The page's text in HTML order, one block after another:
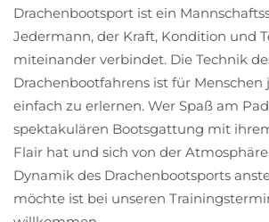
Drachenbootsport ist ein
Jedermann, der Kraft, Kondition und
miteinander verbindet. Die Technik
Drachenbootfahrens ist für Menschen
einfach zu erlernen. Wer Spaß am
spektakulären Bootsgattung mit
Flair hat und sich von der
Dynamik des Drachenbootsports
möchte ist bei unseren